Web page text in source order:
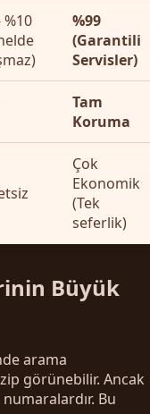
%10
%99
(Garantili
Servisler)
Tam
Koruma
Çok
Ekonomik
(Tek
seferlik)
Büyük
arama
görünebilir. Ancak
Bu